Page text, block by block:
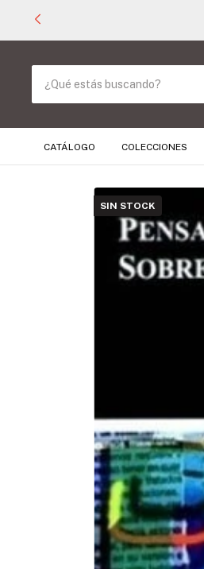
CATÁLOGO COLECCIONES
SIN STOCK